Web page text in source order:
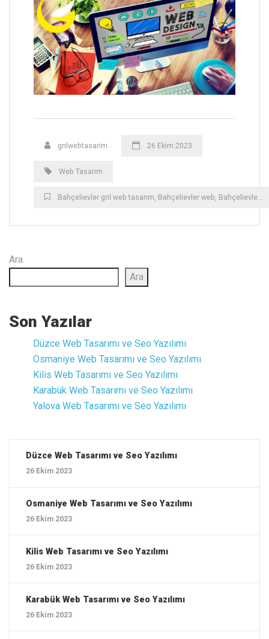
gnlwebtasarim 26 Ekim 2023
Web Tasarım
Bahçelievler gnl web tasarım, Bahçelievler web, Bahçelievler web tasarım
Ara
Ara
Son Yazılar
Düzce ‎Web Tasarımı ve Seo Yazılımı
Osmaniye ‎Web Tasarımı ve Seo Yazılımı
Kilis ‎Web Tasarımı ve Seo Yazılımı
Karabük ‎Web Tasarımı ve Seo Yazılımı
Yalova ‎Web Tasarımı ve Seo Yazılımı
Düzce ‎Web Tasarımı ve Seo Yazılımı
26 Ekim 2023
Osmaniye ‎Web Tasarımı ve Seo Yazılımı
26 Ekim 2023
Kilis ‎Web Tasarımı ve Seo Yazılımı
26 Ekim 2023
Karabük ‎Web Tasarımı ve Seo Yazılımı
26 Ekim 2023